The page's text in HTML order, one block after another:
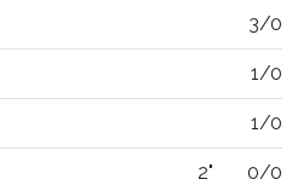
3/0
1/0
1/0
2" 0/0